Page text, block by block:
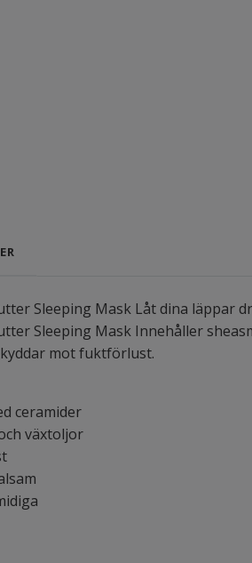
Sleeping Mask Låt dina
Sleeping Mask Innehåller
mot fuktförlust.
ceramider
växtoljor